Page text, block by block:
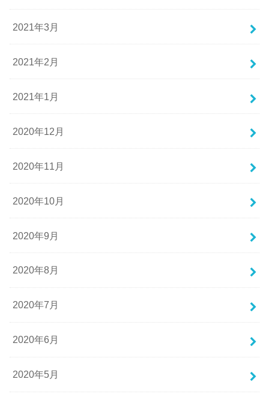
2021年3月
2021年2月
2021年1月
2020年12月
2020年11月
2020年10月
2020年9月
2020年8月
2020年7月
2020年6月
2020年5月